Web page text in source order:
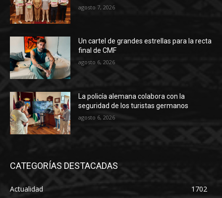
agosto 7, 2026
Un cartel de grandes estrellas para la recta
final de CMF
agosto 6, 2026
La policía alemana colabora con la
seguridad de los turistas germanos
agosto 6, 2026
CATEGORÍAS DESTACADAS
Actualidad
1702